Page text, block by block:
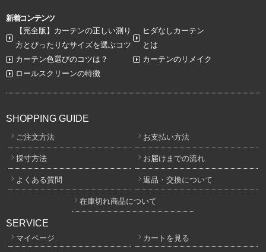
新着コンテンツ
【完全版】カーテンの正しい測り
方とぴったりなサイズを選ぶコツ
ヒダなしカーテン
とは
カーテン色選びのコツは？
カーテンのリメイク
ロールスクリーンの特徴
SHOPPING GUIDE
ご注文方法 お支払い方法
採寸方法 お届けまでの流れ
よくある質問 返品・交換について
在庫切れ商品について
SERVICE
マイページ カートを見る